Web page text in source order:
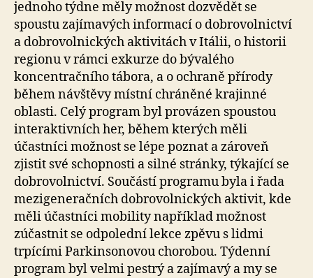
jednoho týdne měly možnost dozvědět se
spoustu zajímavých informací o dobrovolnictví
a dobrovolnických aktivitách v Itálii, o historii
regionu v rámci exkurze do bývalého
koncentračního tábora, a o ochraně přírody
během návštěvy místní chráněné krajinné
oblasti. Celý program byl provázen spoustou
interaktivních her, během kterých měli
účastníci možnost se lépe poznat a zároveň
zjistit své schopnosti a silné stránky, týkající se
dobrovolnictví. Součástí programu byla i řada
mezigeneračních dobrovolnických aktivit, kde
měli účastníci mobility například možnost
zúčastnit se odpolední lekce zpěvu s lidmi
trpícími Parkinsonovou chorobou. Týdenní
program byl velmi pestrý a zajímavý a my se